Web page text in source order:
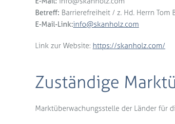
Betreff: Barrierefreiheit / z. Hd. Herrn Tom
E-Mail-Link:info@skanholz.com
Link zur Website: https://skanholz.com/
Zuständige
Marktüberwachungsstelle der Länder für